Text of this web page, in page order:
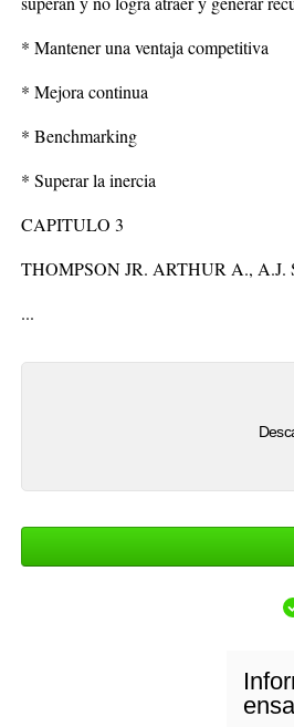
* Mantener una ventaja competitiva
* Mejora continua
* Benchmarking
* Superar la inercia
CAPITULO 3
THOMPSON JR. ARTHUR A.,
...